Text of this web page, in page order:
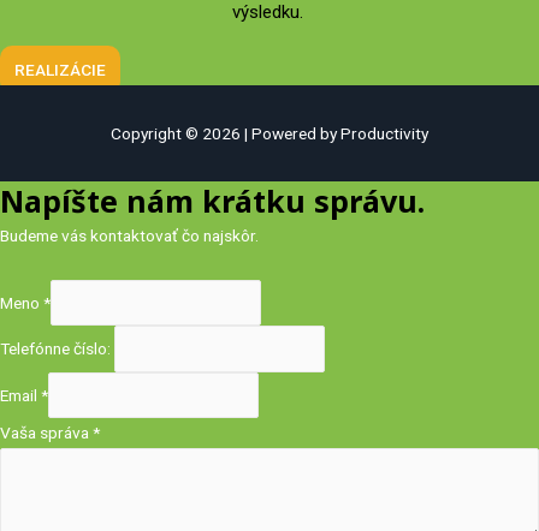
výsledku.
REALIZÁCIE
Copyright © 2026 | Powered by Productivity
Napíšte nám krátku správu.
Budeme vás kontaktovať čo najskôr.
Meno *
Telefónne číslo:
Email *
Vaša správa*